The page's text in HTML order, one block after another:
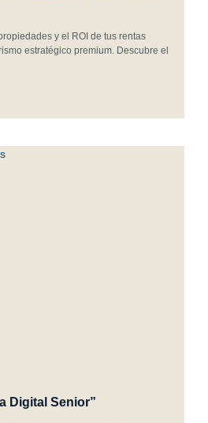
y el ROI de tus rentas
estratégico premium. Descubre el
Digital Senior”